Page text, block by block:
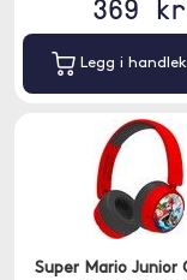
Legg i
Super Mario Junior